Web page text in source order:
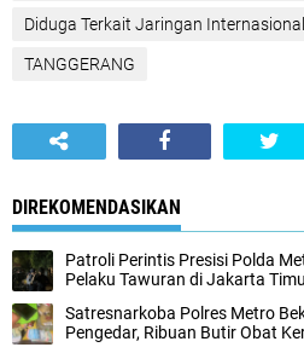
Diduga Terkait Jaringan Internasional‎
TANGGERANG
DIREKOMENDASIKAN
Patroli Perintis Presisi Polda
Pelaku Tawuran di Jakarta
‎Satresnarkoba Polres Metro
Pengedar, Ribuan Butir Obat